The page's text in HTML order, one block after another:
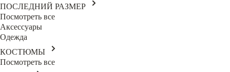
ПОСЛЕДНИЙ РАЗМЕР
Посмотреть все
Аксессуары
Одежда
КОСТЮМЫ
Посмотреть все